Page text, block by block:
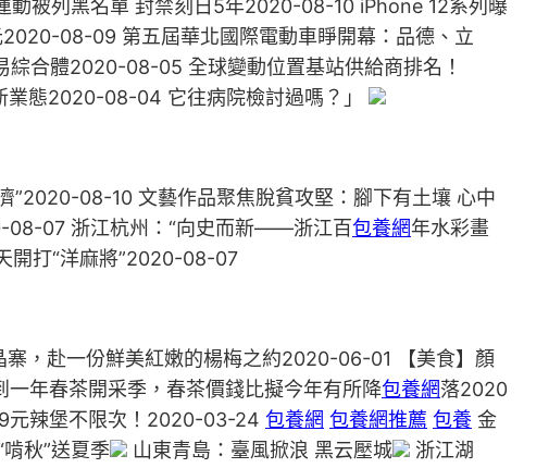
被列黑名單 封禁刻日5年2020-08-10 iPhone 12系列曝
08-09 第五屆華北國際電動車睜開幕：品德、立
合體2020-08-05 全球變動位置基站供給商排名！
態2020-08-04 它往病院檢討過嗎？」
”2020-08-10 文藝作品聚焦脫貧攻堅：腳下有土壤 心中
08-07 浙江杭州：“向史而新——浙江百包養網年水彩畫
開打“洋麻將”2020-08-07
寨，赴一份鮮美紅嫩的楊梅之約2020-06-01 【美食】顏
年春茶開采季，春茶價錢比擬今年有所降包養網落2020
元辣堡不限次！2020-03-24 包養網 包養網推薦 包養 金
啃秋”送夏季 山東青島：臺風掀浪 黑云壓城
浙江湖